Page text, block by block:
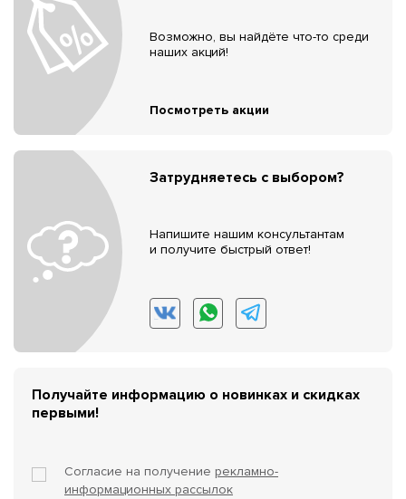
Возможно, вы найдёте что-то среди
наших акций!
Посмотреть акции
Затрудняетесь с выбором?
Напишите нашим консультантам
и получите быстрый ответ!
Получайте информацию о новинках и скидках
первыми!
Согласие на получение рекламно-
информационных рассылок